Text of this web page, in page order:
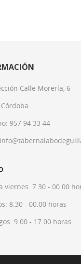
Calle Morería, 6
957 94 33 44
viernes: 7.30 - 00.00
8.30 - 00.00 horas
9.00 - 17.00 horas